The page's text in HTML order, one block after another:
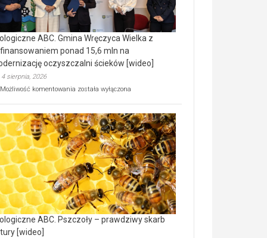
ABC. Gmina Wręczyca Wielka z
ponad 15,6 mln na
oczyszczalni ścieków [wideo]
4 sierpnia, 2026
Możliwość komentowania Ekologiczne
Wręczyca
Wielka
z
dofinansowaniem
ponad
15,6
mln
na
modernizację
oczyszczalni
ścieków
[wideo]
została wyłączona
ABC. Pszczoły – prawdziwy skarb
[wideo]